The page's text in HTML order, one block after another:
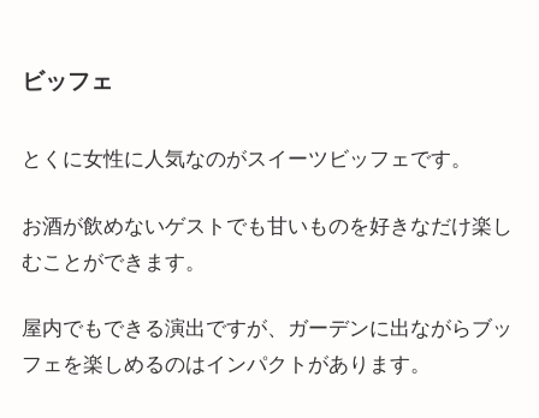
ビッフェ
とくに女性に人気なのがスイーツビッフェです。
お酒が飲めないゲストでも甘いものを好きなだけ楽し
むことができます。
屋内でもできる演出ですが、ガーデンに出ながらブッ
フェを楽しめるのはインパクトがあります。